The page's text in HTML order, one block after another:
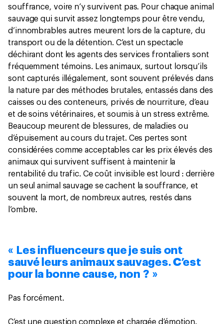
souffrance, voire n’y survivent pas. Pour chaque animal
sauvage qui survit assez longtemps pour être vendu,
d’innombrables autres meurent lors de la capture, du
transport ou de la détention. C’est un spectacle
déchirant dont les agents des services frontaliers sont
fréquemment témoins. Les animaux, surtout lorsqu’ils
sont capturés illégalement, sont souvent prélevés dans
la nature par des méthodes brutales, entassés dans des
caisses ou des conteneurs, privés de nourriture, d’eau
et de soins vétérinaires, et soumis à un stress extrême.
Beaucoup meurent de blessures, de maladies ou
d’épuisement au cours du trajet. Ces pertes sont
considérées comme acceptables car les prix élevés des
animaux qui survivent suffisent à maintenir la
rentabilité du trafic. Ce coût invisible est lourd : derrière
un seul animal sauvage se cachent la souffrance, et
souvent la mort, de nombreux autres, restés dans
l’ombre.
« Les influenceurs que je suis ont
sauvé leurs animaux sauvages. C’est
pour la bonne cause, non ? »
Pas forcément.
C’est une question complexe et chargée d’émotion.